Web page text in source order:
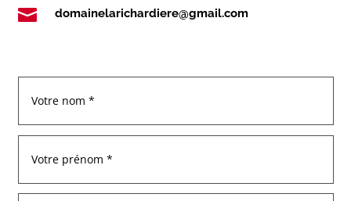
 domainelarichardiere@gmail.com